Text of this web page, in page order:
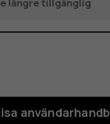
längre tillgänglig